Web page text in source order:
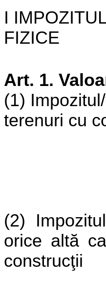
I
FIZICE
Art. 1.
(1)
terenuri cu
(2)
orice altă
construcţii